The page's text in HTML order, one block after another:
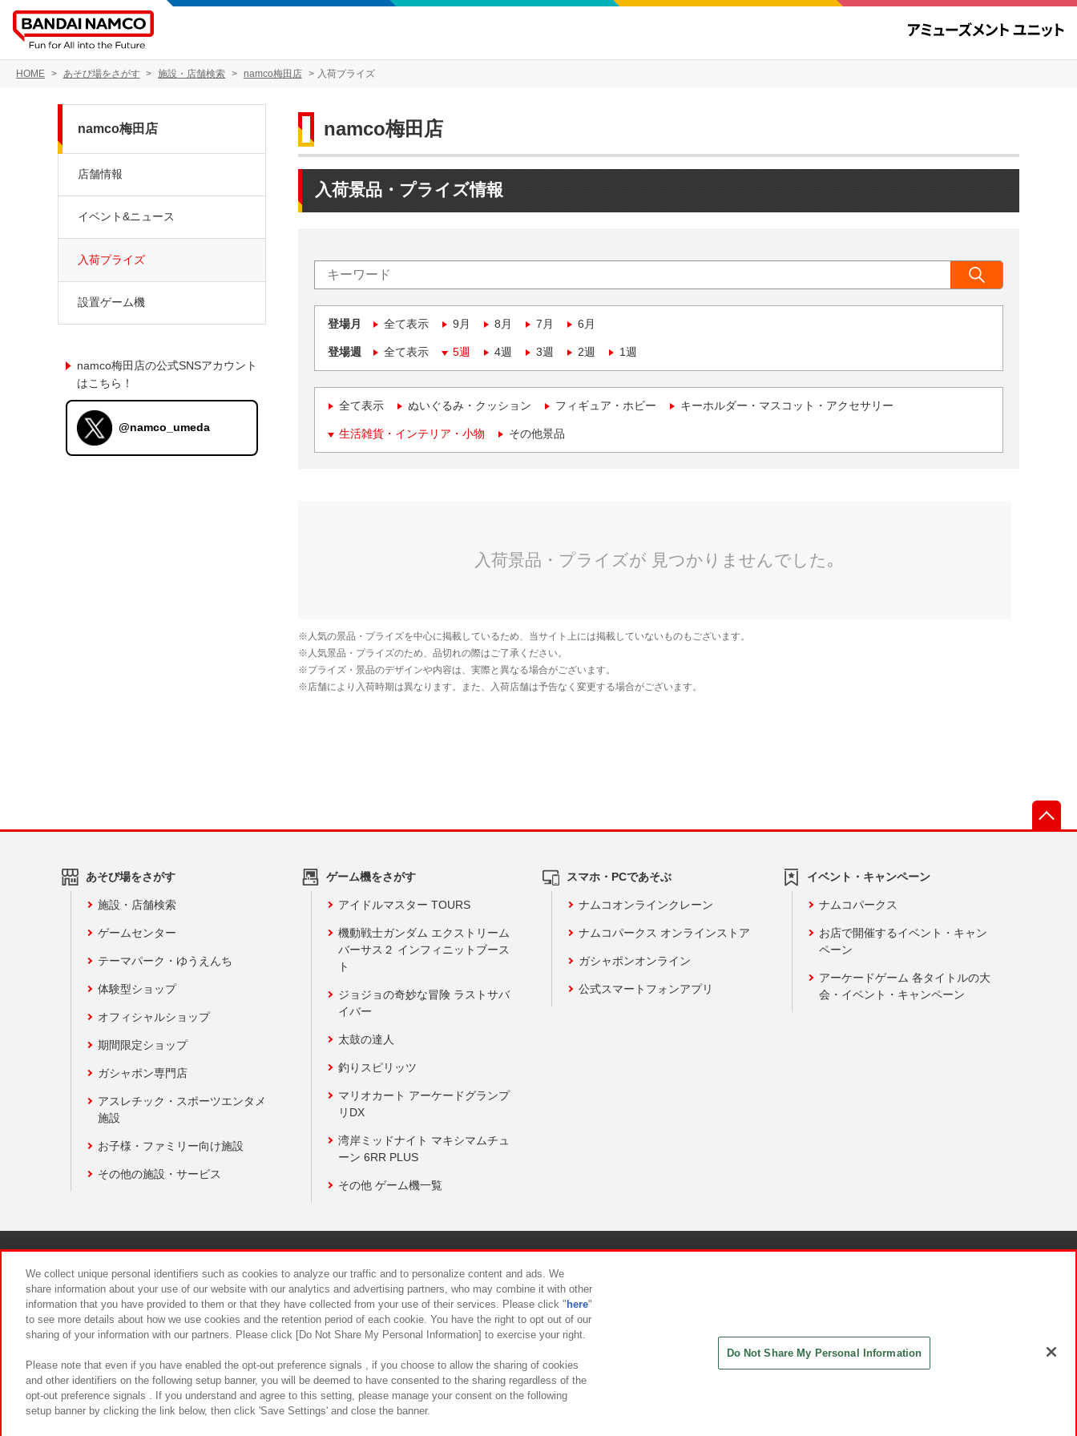
HOME あそび場をさがす 施設・店舗検索 namco梅田店 入荷プライズ
namco梅田店
入荷景品・プライズ情報
登場月 全て表示 9月 8月 7月 6月
登場週 全て表示 5週 4週 3週 2週 1週
全て表示 ぬいぐるみ・クッション フィギュア・ホビー キーホルダー・マスコット・アクセサリー
生活雑貨・インテリア・小物 その他景品
namco梅田店
店舗情報
イベント&ニュース
入荷プライズ
設置ゲーム機
namco梅田店の公式SNSアカウント
はこちら！
@namco_umeda
あそび場をさがす
施設・店舗検索
ゲームセンター
テーマパーク・ゆうえんち
体験型ショップ
オフィシャルショップ
期間限定ショップ
ガシャポン専門店
アスレチック・スポーツエンタメ
施設
お子様・ファミリー向け施設
その他の施設・サービス
ゲーム機をさがす
アイドルマスター TOURS
機動戦士ガンダム エクストリーム
バーサス２ インフィニットブース
ト
ジョジョの奇妙な冒険 ラストサバ
イバー
太鼓の達人
釣りスピリッツ
マリオカート アーケードグランプ
リDX
湾岸ミッドナイト マキシマムチュ
ーン 6RR PLUS
その他 ゲーム機一覧
スマホ・PCであそぶ
ナムコオンラインクレーン
ナムコパークス オンラインストア
ガシャポンオンライン
公式スマートフォンアプリ
イベント・キャンペーン
ナムコパークス
お店で開催するイベント・キャン
ペーン
アーケードゲーム 各タイトルの大
会・イベント・キャンペーン
食品のご提供について カスタマーハラスメント対応方針
We collect unique personal identifiers such as cookies to analyze our traffic and to personalize content and ads. We
share information about your use of our website with our analytics and advertising partners, who may combine it with other
information that you have provided to them or that they have collected from your use of their services. Please click " here"
to see more details about how we use cookies and the retention period of each cookie. You have the right to opt out of our
sharing of your information with our partners. Please click [Do Not Share My Personal Information] to exercise your right.
Please note that even if you have enabled the opt-out preference signals , if you choose to allow the sharing of cookies
and other identifiers on the following setup banner, you will be deemed to have consented to the sharing regardless of the
opt-out preference signals . If you understand and agree to this setting, please manage your consent on the following
setup banner by clicking the link below, then click 'Save Settings' and close the banner.
Do Not Share My Personal Information